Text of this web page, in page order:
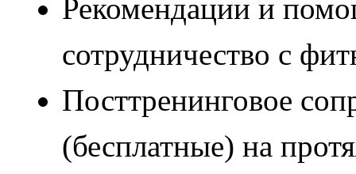
Рекомендации и
сотрудничество с
Посттренинговое
(бесплатные) на